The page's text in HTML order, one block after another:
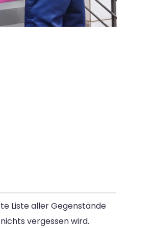
Liste aller Gegenstände
vergessen wird.